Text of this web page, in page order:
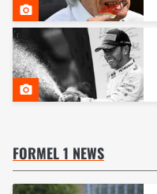
FORMEL 1 NEWS